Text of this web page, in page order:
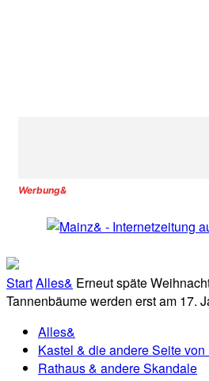
Werbung&
StartAlles& Erneut späte
Tannenbäume werden erst am 17.
Alles&
Kastel & die andere Seite von
Rathaus & andere Skandale